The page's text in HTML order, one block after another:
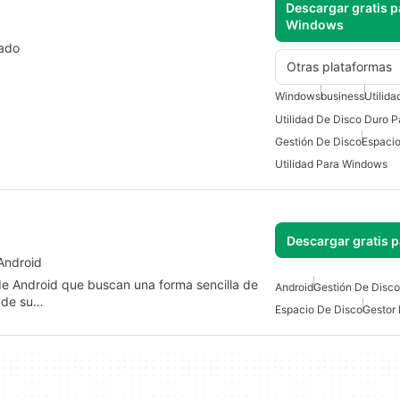
Descargar gratis
Windows
Otras plataformas
Windowsbusiness
Utilidad De Disco Duro
Gestión De Disco
Utilidad Para Windows
Descargar gratis
Android que buscan una forma sencilla de
su…
AndroidGestión De Disco
Espacio De DiscoGestor